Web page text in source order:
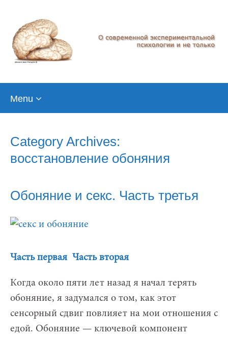
Menu
Category Archives:
восстановление обоняния
Обоняние и секс. Часть третья
Часть первая Часть вторая
Когда около пяти лет назад я начал терять
обоняние, я задумался о том, как этот
сенсорный сдвиг повлияет на мои отношения с
едой. Обоняние — ключевой компонент